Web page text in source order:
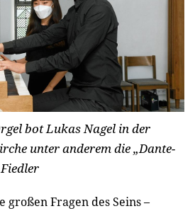
bot Lukas Nagel in der
unter anderem die „Dante-
großen Fragen des Seins –